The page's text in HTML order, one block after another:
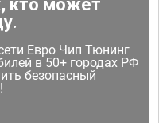
кто может
Евро Чип Тюнинг
в 50+ городах РФ
безопасный